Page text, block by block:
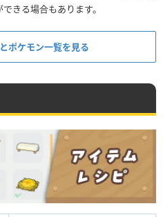
きる場合もあります。
ポケモン一覧を見る